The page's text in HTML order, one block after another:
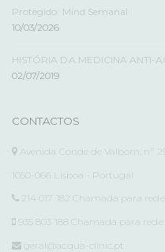
Protegido: Mind Semanal
10/03/2026
HISTÓRIA DA MEDICINA ANTI-
02/07/2019
CONTACTOS
Avenida Conde de Valbom, nº
1050-066 Lisboa - Portugal
214 017 182 Chamada para
935 803 188 Chamada para
geral@acqua-clinic.pt